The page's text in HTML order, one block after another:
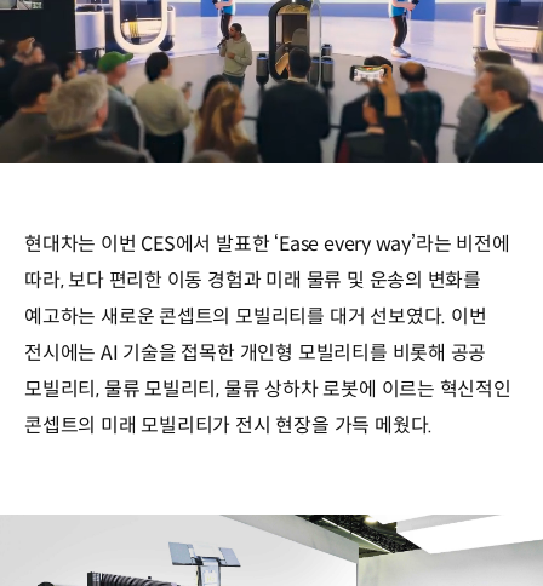
/
현대차는 이번 CES에서 발표한 ‘Ease every way’라는 비전에
따라, 보다 편리한 이동 경험과 미래 물류 및 운송의 변화를
예고하는 새로운 콘셉트의 모빌리티를 대거 선보였다. 이번
전시에는 AI 기술을 접목한 개인형 모빌리티를 비롯해 공공
모빌리티, 물류 모빌리티, 물류 상하차 로봇에 이르는 혁신적인
콘셉트의 미래 모빌리티가 전시 현장을 가득 메웠다.